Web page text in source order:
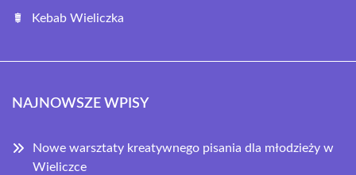
Kebab Wieliczka
NAJNOWSZE WPISY
Nowe warsztaty kreatywnego pisania dla młodzieży w
Wieliczce